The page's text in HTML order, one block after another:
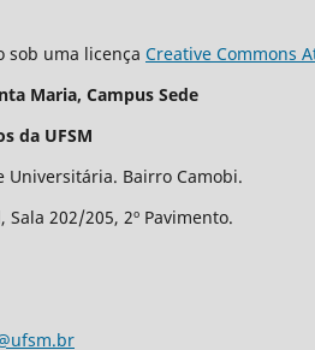
sob uma licença Creative Commons
Maria, Campus Sede
da UFSM
Universitária. Bairro Camobi.
202/205, 2º Pavimento.